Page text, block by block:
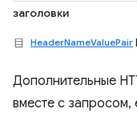
заголовки
HeaderNameValuePair
Дополнительные
вместе с запросом,